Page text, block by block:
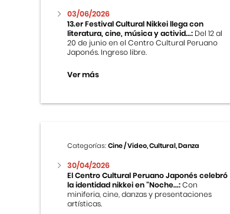
03/06/2026
13.er Festival Cultural Nikkei llega con
literatura, cine, música y activid...: Del 12 al
20 de junio en el Centro Cultural Peruano
Japonés. Ingreso libre.
Ver más
Categorías:Cine / Video, Cultural, Danza
30/04/2026
El Centro Cultural Peruano Japonés celebró
la identidad nikkei en “Noche...:Con
miniferia, cine, danzas y presentaciones
artísticas.